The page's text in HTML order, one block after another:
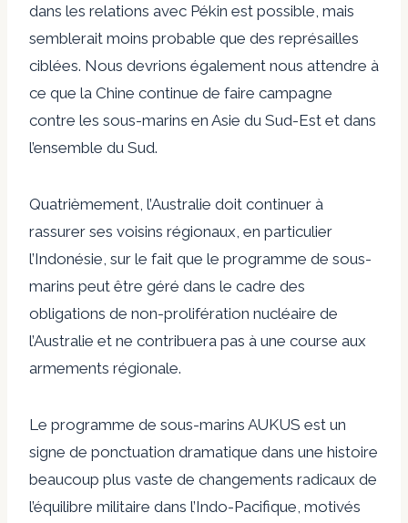
dans les relations avec Pékin est possible, mais
semblerait moins probable que des représailles
ciblées. Nous devrions également nous attendre à
ce que la Chine continue de faire campagne
contre les sous-marins en Asie du Sud-Est et dans
l’ensemble du Sud.
Quatrièmement, l’Australie doit continuer à
rassurer ses voisins régionaux, en particulier
l’Indonésie, sur le fait que le programme de sous-
marins peut être géré dans le cadre des
obligations de non-prolifération nucléaire de
l’Australie et ne contribuera pas à une course aux
armements régionale.
Le programme de sous-marins AUKUS est un
signe de ponctuation dramatique dans une histoire
beaucoup plus vaste de changements radicaux de
l’équilibre militaire dans l’Indo-Pacifique, motivés